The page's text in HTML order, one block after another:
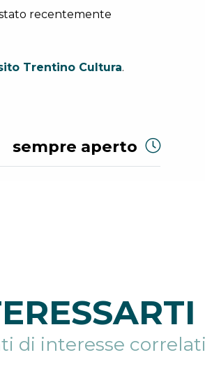
recentemente
Trentino Cultura.
sempre aperto
di interesse correlati